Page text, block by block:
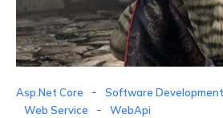
Asp.Net Core - Software Development
Web Service -
WebApi